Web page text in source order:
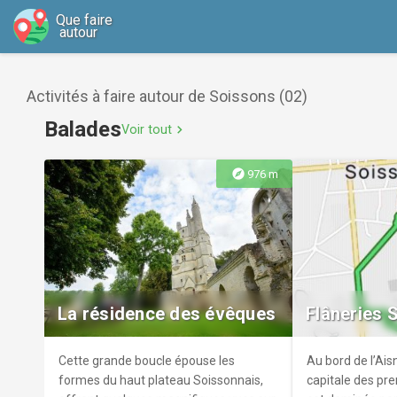
Que faire
autour
Activités à faire autour de Soissons (02)
BaladesVoir tout chevron_right
explore 976 m
La résidence des évêques
Cette grande boucle épouse les
formes du haut plateau Soissonnais,
Flâneries
Au bord de
capitale des